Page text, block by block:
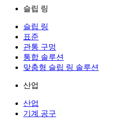
슬립 링
슬립 링
표준
관통 구멍
통합 솔루션
맞춤형 슬립 링 솔루션
산업
산업
기계 공구